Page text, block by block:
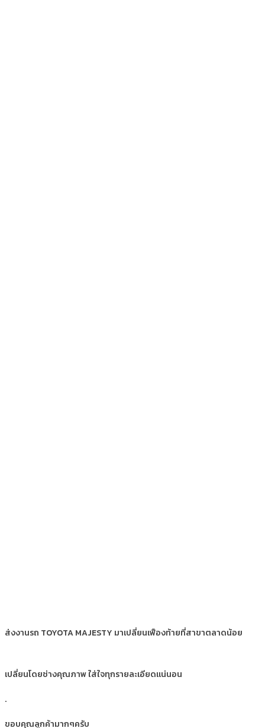
ส่งงานรถ TOYOTA MAJESTY มาเปลี่ยนเฟืองท้ายที่สาขาตลาดน้อย
เปลี่ยนโดยช่างคุณภาพ ใส่ใจทุกรายละเอียดแน่นอน
.
ขอบคุณลูกค้ามากๆครับ